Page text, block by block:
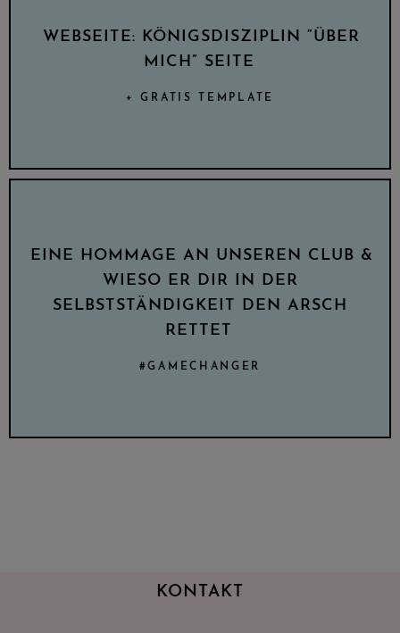
WEBSEITE: KÖNIGSDISZIPLIN “ÜBER
MICH” SEITE
+ GRATIS TEMPLATE
EINE HOMMAGE AN UNSEREN CLUB &
WIESO ER DIR IN DER
SELBSTSTÄNDIGKEIT DEN ARSCH
RETTET
#GAMECHANGER
KONTAKT